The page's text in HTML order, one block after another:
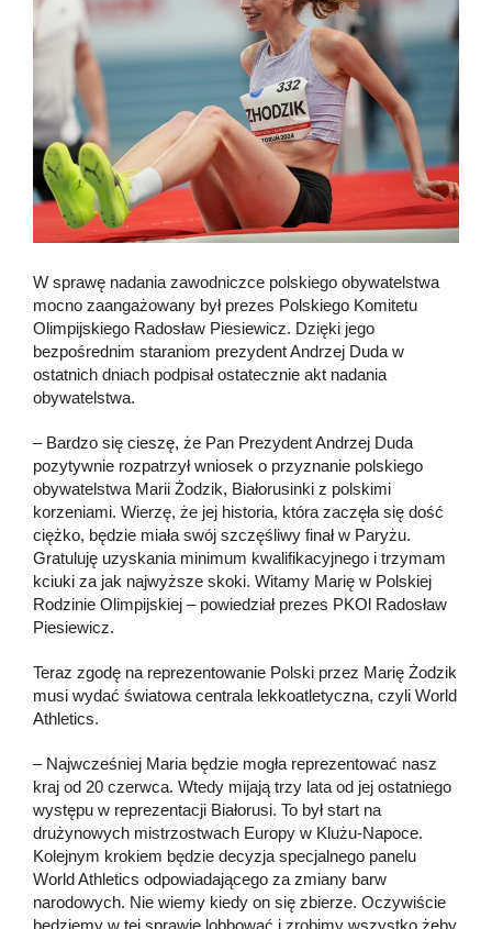
W sprawę nadania zawodniczce polskiego obywatelstwa
mocno zaangażowany był prezes Polskiego Komitetu
Olimpijskiego Radosław Piesiewicz. Dzięki jego
bezpośrednim staraniom prezydent Andrzej Duda w
ostatnich dniach podpisał ostatecznie akt nadania
obywatelstwa.
– Bardzo się cieszę, że Pan Prezydent Andrzej Duda
pozytywnie rozpatrzył wniosek o przyznanie polskiego
obywatelstwa Marii Żodzik, Białorusinki z polskimi
korzeniami. Wierzę, że jej historia, która zaczęła się dość
ciężko, będzie miała swój szczęśliwy finał w Paryżu.
Gratuluję uzyskania minimum kwalifikacyjnego i trzymam
kciuki za jak najwyższe skoki. Witamy Marię w Polskiej
Rodzinie Olimpijskiej – powiedział prezes PKOl Radosław
Piesiewicz.
Teraz zgodę na reprezentowanie Polski przez Marię Żodzik
musi wydać światowa centrala lekkoatletyczna, czyli World
Athletics.
– Najwcześniej Maria będzie mogła reprezentować nasz
kraj od 20 czerwca. Wtedy mijają trzy lata od jej ostatniego
występu w reprezentacji Białorusi. To był start na
drużynowych mistrzostwach Europy w Klużu-Napoce.
Kolejnym krokiem będzie decyzja specjalnego panelu
World Athletics odpowiadającego za zmiany barw
narodowych. Nie wiemy kiedy on się zbierze. Oczywiście